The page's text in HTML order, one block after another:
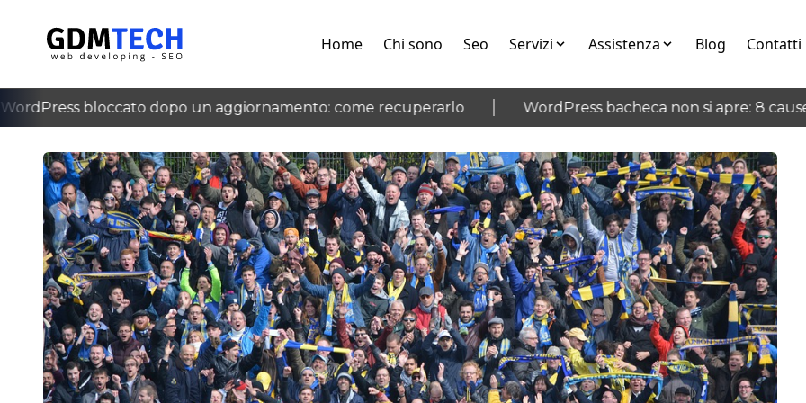
Home Chi sono Seo Servizi Assistenza Blog Contatti
bloccato dopo un aggiornamento: come recuperarlo WordPress bacheca non si apre: 8 cause
‹